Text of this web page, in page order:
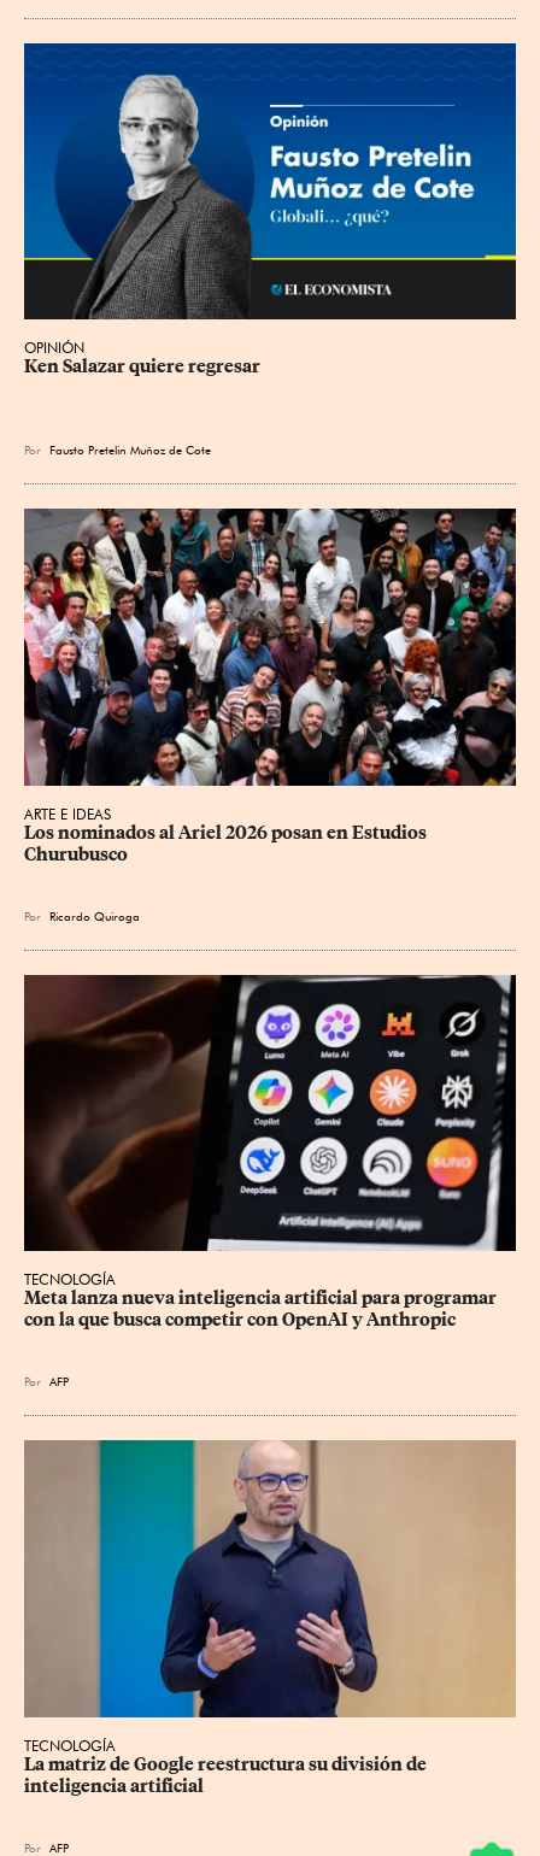
OPINIÓN
Ken Salazar quiere regresar
Por Fausto Pretelin Muñoz de Cote
ARTE E IDEAS
Los nominados al Ariel 2026 posan en Estudios
Churubusco
Por Ricardo Quiroga
TECNOLOGÍA
Meta lanza nueva inteligencia artificial para programar
con la que busca competir con OpenAI y Anthropic
Por AFP
TECNOLOGÍA
La matriz de Google reestructura su división de
inteligencia artificial
Por AFP